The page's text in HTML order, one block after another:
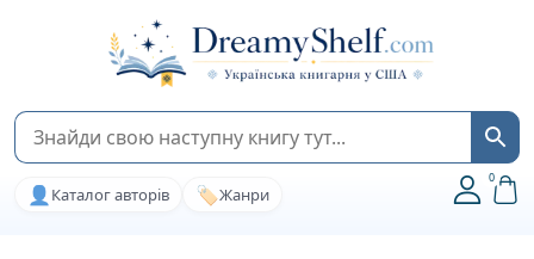
👤 Каталог авторів 🏷️Жанри
0